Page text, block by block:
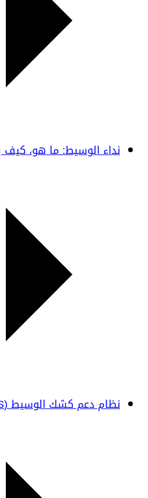
نداء الوسيط: ما هو، كيف
نظام دعم كشك الوسيط (BBSS): الشرح والتاريخ